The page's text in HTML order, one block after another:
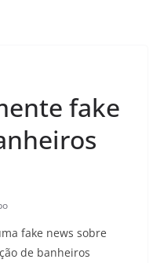
fake
fake news sobre
de banheiros